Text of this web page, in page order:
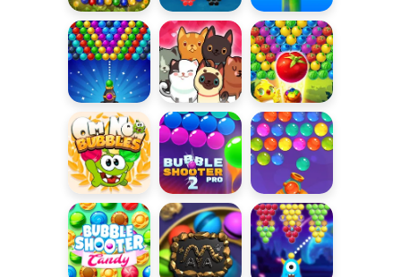
Marbles
Garden
Bubble Ocean
Bubble
Shooter
World Cup
Bąbelkowe
działo
Bąbelkowe
kociaki
Owocowy
Bubble
Shooter
Om Nom
Bubbles
Bubble
Shooter Pro 2
Droga na
szczyt